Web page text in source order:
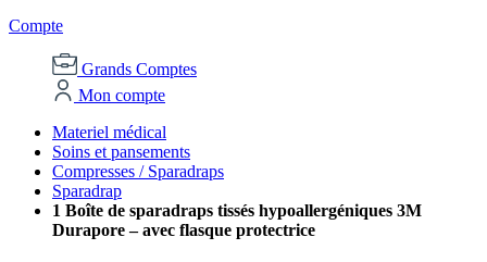
Compte
Grands Comptes
Mon compte
Materiel médical
Soins et pansements
Compresses / Sparadraps
Sparadrap
1 Boîte de sparadraps tissés hypoallergéniques 3M
Durapore – avec flasque protectrice